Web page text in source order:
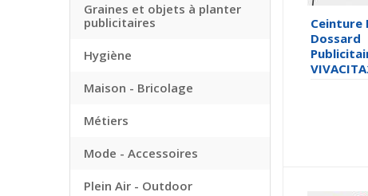
Graines et objets à planter
publicitaires
Hygiène
Maison - Bricolage
Métiers
Mode - Accessoires
Plein Air - Outdoor
Ceinture
Dossard